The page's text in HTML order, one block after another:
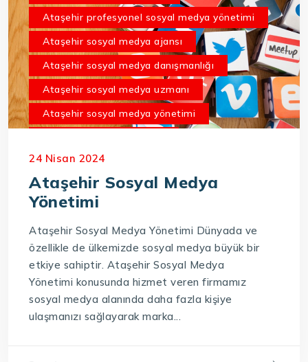
Ataşehir profesyonel sosyal medya yönetimi
Ataşehir sosyal medya ajansı
Ataşehir sosyal medya danışmanlığı
Ataşehir sosyal medya uzmanı
Ataşehir sosyal medya yönetimi
Ataşehir youtube yönetimi
24 Nisan 2024
Ataşehir Sosyal Medya
Yönetimi
Ataşehir Sosyal Medya Yönetimi Dünyada ve
özellikle de ülkemizde sosyal medya büyük bir
etkiye sahiptir. Ataşehir Sosyal Medya
Yönetimi konusunda hizmet veren firmamız
sosyal medya alanında daha fazla kişiye
ulaşmanızı sağlayarak marka...